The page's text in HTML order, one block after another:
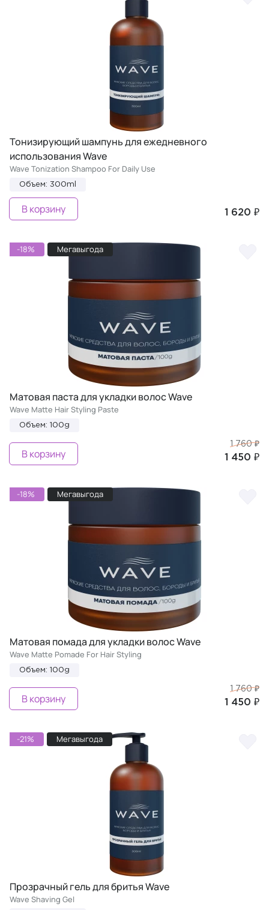
Тонизирующий шампунь для ежедневного
использования Wave
Wave Tonization Shampoo For Daily Use
Объем: 300ml
1 620 ₽
В корзину
-18% Мегавыгода
Матовая паста для укладки волос Wave
Wave Matte Hair Styling Paste
Объем: 100g
1 760 ₽
1 450 ₽
В корзину
-18% Мегавыгода
Матовая помада для укладки волос Wave
Wave Matte Pomade For Hair Styling
Объем: 100g
1 760 ₽
1 450 ₽
В корзину
-21% Мегавыгода
Прозрачный гель для бритья Wave
Wave Shaving Gel